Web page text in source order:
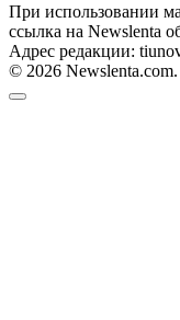
При использовании
ссылка на Newslenta
Адрес редакции:
© 2026